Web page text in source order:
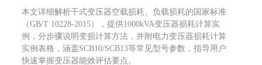
本文详细解析干式变压器空载损耗、负载损耗的国家标准
（GB/T 10228-2015），提供1000kVA变压器损耗计算实
例，分步骤说明变损计算方法，并附电力变压器损耗计算
实例表格，涵盖SCB10/SCB13等常见型号参数，指导用户
快速掌握变压器能效评估要点。